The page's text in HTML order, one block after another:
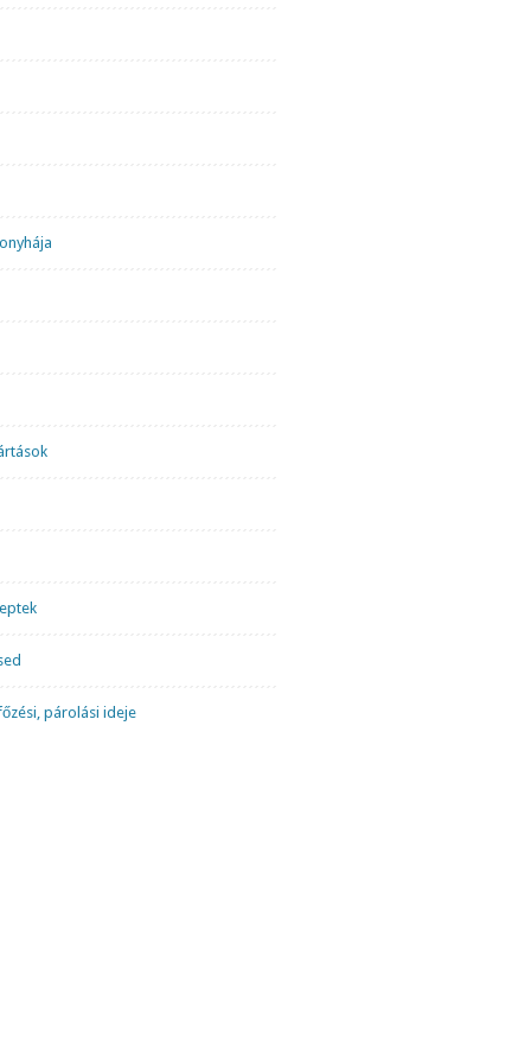
párolási ideje